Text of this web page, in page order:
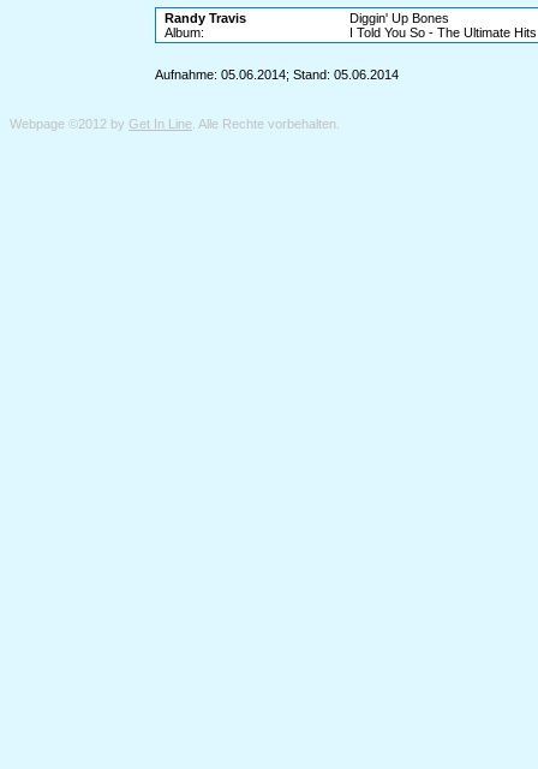
Randy Travis
Diggin' Up Bones
Album:
I Told You So - The Ultimate
Aufnahme: 05.06.2014; Stand: 05.06.2014
Webpage ©2012 by Get In Line . Alle Rechte vorbehalten.